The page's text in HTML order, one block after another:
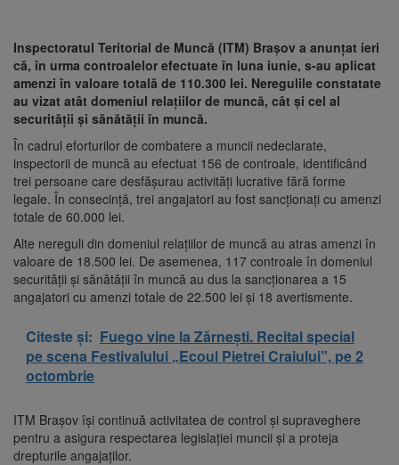
Inspectoratul Teritorial de Muncă (ITM) Brașov a anunțat ieri
că, în urma controalelor efectuate în luna iunie, s-au aplicat
amenzi în valoare totală de 110.300 lei. Neregulile constatate
au vizat atât domeniul relațiilor de muncă, cât și cel al
securității și sănătății în muncă.
În cadrul eforturilor de combatere a muncii nedeclarate,
inspectorii de muncă au efectuat 156 de controale, identificând
trei persoane care desfășurau activități lucrative fără forme
legale. În consecință, trei angajatori au fost sancționați cu amenzi
totale de 60.000 lei.
Alte nereguli din domeniul relațiilor de muncă au atras amenzi în
valoare de 18.500 lei. De asemenea, 117 controale în domeniul
securității și sănătății în muncă au dus la sancționarea a 15
angajatori cu amenzi totale de 22.500 lei și 18 avertismente.
Citeste și: Fuego vine la Zărnești. Recital special
pe scena Festivalului „Ecoul Pietrei Craiului”, pe 2
octombrie
ITM Brașov își continuă activitatea de control și supraveghere
pentru a asigura respectarea legislației muncii și a proteja
drepturile angajaților.